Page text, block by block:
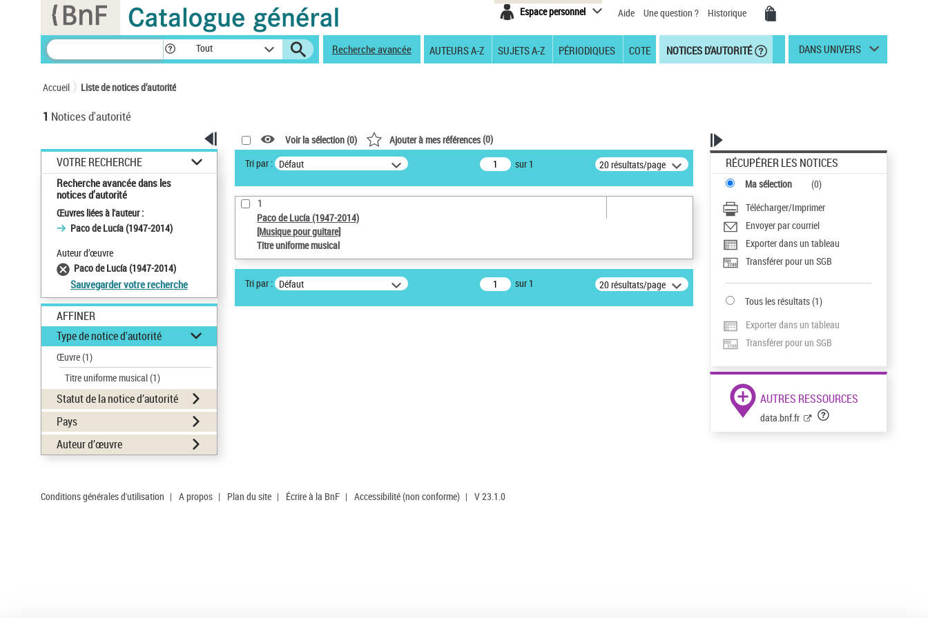
Espace personnel Aide Une question ? Historique
Tout Recherche avancée AUTEURS A-Z SUJETS A-Z PÉRIODIQUES COTE NOTICES D'AUTORITÉ DANS UNIVERS
Accueil Liste de notices d’autorité
1 Notices d'autorité
VOTRE RECHERCHE
Recherche avancée dans les
notices d’autorité
Œuvres liées à l'auteur :
Paco de Lucía (1947-2014)
Auteur d’œuvre
Paco de Lucía (1947-2014)
Sauvegarder votre recherche
AFFINER
Type de notice d'autorité
Œuvre(1)
Titre uniforme musical(1)
Statut de la notice d’autorité
Pays
Auteur d’œuvre
Voir la sélection (0) Ajouter à mes références(0)
Tri par : Défaut sur 1 20 résultats/page
1
Paco de Lucía (1947-2014)
[Musique pour guitare]
Titre uniforme musical
Tri par : Défaut sur 1 20 résultats/page
RÉCUPÉRER LES NOTICES
Ma sélection (0)
Télécharger/Imprimer
Envoyer par courriel
Exporter dans un tableau
Transférer pour un SGB
Tous les résultats(1)
Exporter dans un tableau
Transférer pour un SGB
AUTRES RESSOURCES
data.bnf.fr
Conditions générales d'utilisation | A propos | Plan du site | Écrire à la BnF | Accessibilité (non conforme) | V 23.1.0
Panneau de gestion des cookies